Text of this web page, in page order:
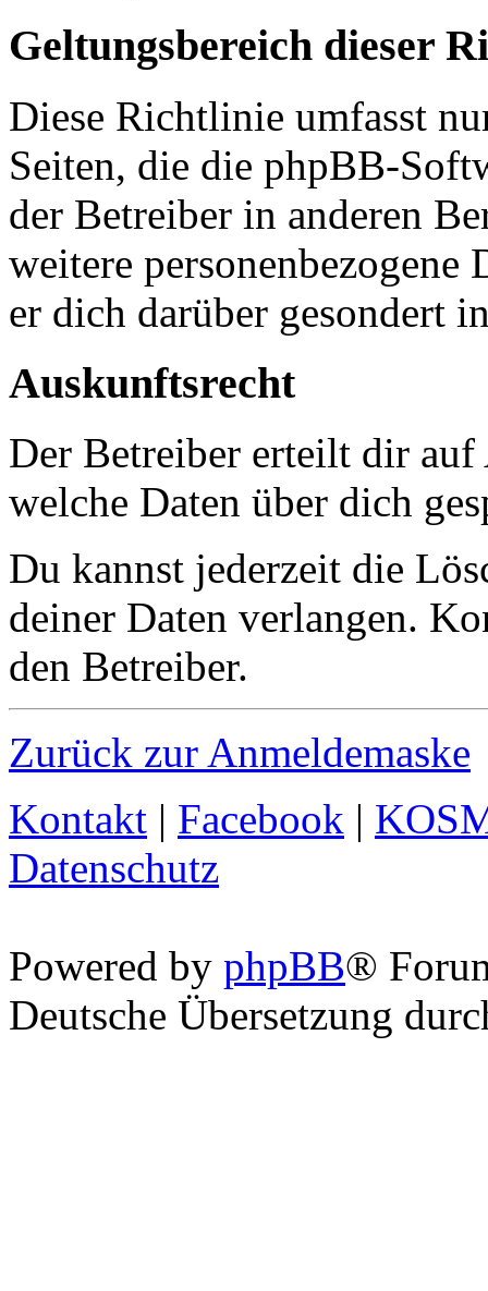
Geltungsbereich dieser
Diese Richtlinie umfasst
Seiten, die die phpBB-
der Betreiber in anderen
weitere personenbezogene
er dich darüber gesondert
Auskunftsrecht
Der Betreiber erteilt dir
welche Daten über dich
Du kannst jederzeit die
deiner Daten verlangen.
den Betreiber.
Zurück zur Anmeldemaske
Kontakt | Facebook |
Datenschutz
Powered by phpBB®
Deutsche Übersetzung